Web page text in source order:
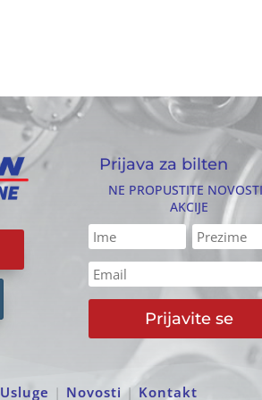
Prijava za bilten
NE PROPUSTITE
AKCIJE
Prijavite se
Usluge | Novosti | Kontakt